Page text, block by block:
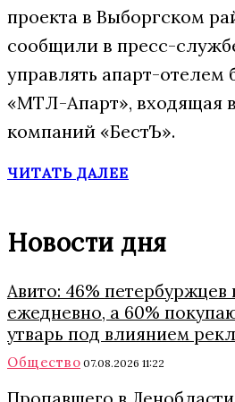
проекта в Выборгском
сообщили в пресс-
управлять апарт-отелем
«МТЛ-Апарт», входящая
компаний «БестЪ».
ЧИТАТЬ ДАЛЕЕ
Новости дня
Авито: 46% петербуржцев
ежедневно, а 60%
утварь под влиянием
Общество 07.08.2026 11:22